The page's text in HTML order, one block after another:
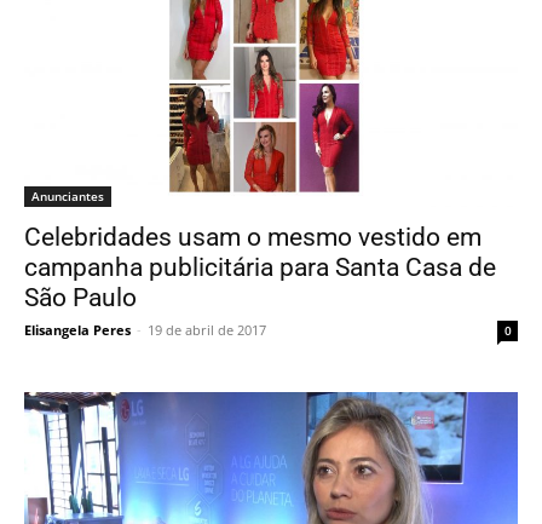
Anunciantes
Celebridades usam o mesmo vestido em
campanha publicitária para Santa Casa de
São Paulo
Elisangela Peres - 19 de abril de 2017 0